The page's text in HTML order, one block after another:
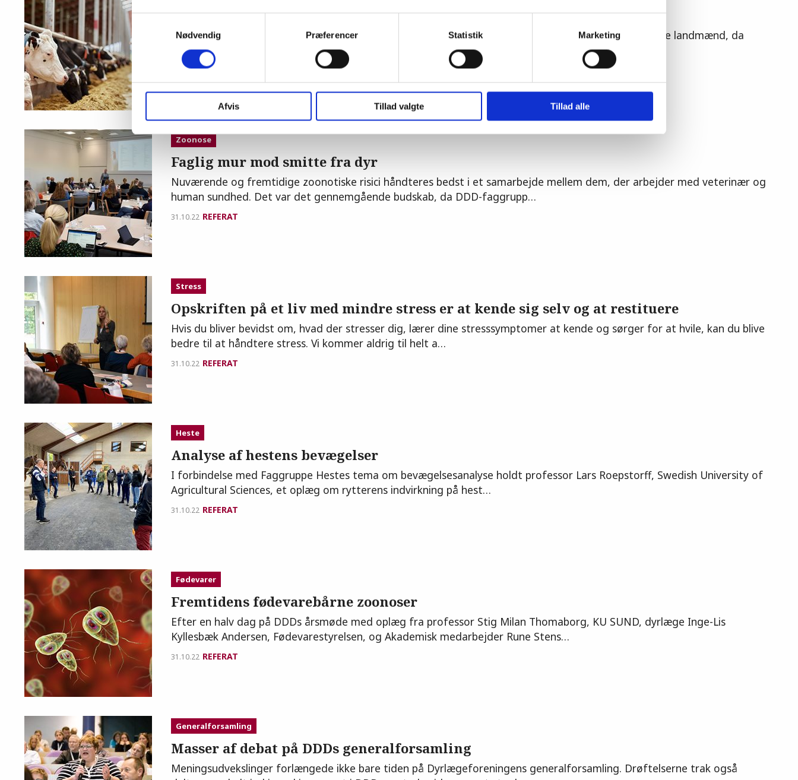
Nødvendig
Præferencer Statistik Marketing
Afvis Tillad valgte Tillad alle
Lær at forstå din landmand
Det er vigtigt som praktiserende dyrlæge at kigge på, hvordan man vælger at tackle forholdet til sine landmænd, da
netop dette sætter retningslinjen for den fremtidige dialog. Det…
31.10.22 REFERAT
Zoonose
Faglig mur mod smitte fra dyr
Nuværende og fremtidige zoonotiske risici håndteres bedst i et samarbejde mellem dem, der arbejder med veterinær og
human sundhed. Det var det gennemgående budskab, da DDD-faggrupp…
31.10.22 REFERAT
Stress
Opskriften på et liv med mindre stress er at kende sig selv og at restituere
Hvis du bliver bevidst om, hvad der stresser dig, lærer dine stresssymptomer at kende og sørger for at hvile, kan du blive
bedre til at håndtere stress. Vi kommer aldrig til helt a…
31.10.22 REFERAT
Heste
Analyse af hestens bevægelser
I forbindelse med Faggruppe Hestes tema om bevægelsesanalyse holdt professor Lars Roepstorff, Swedish University of
Agricultural Sciences, et oplæg om rytterens indvirkning på hest…
31.10.22 REFERAT
Fødevarer
Fremtidens fødevarebårne zoonoser
Efter en halv dag på DDDs årsmøde med oplæg fra professor Stig Milan Thomaborg, KU SUND, dyrlæge Inge-Lis
Kyllesbæk Andersen, Fødevarestyrelsen, og Akademisk medarbejder Rune Stens…
31.10.22 REFERAT
Generalforsamling
Masser af debat på DDDs generalforsamling
Meningsudvekslinger forlængede ikke bare tiden på Dyrlægeforeningens generalforsamling. Drøftelserne trak også